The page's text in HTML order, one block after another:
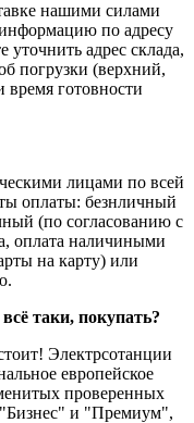
нашими силами
информацию по адресу
уточнить адрес склада,
погрузки (верхний,
время готовности
лицами по всей
оплаты: безнличный
(по согласованию с
оплата наличиными
на карту) или
таки, покупать?
Электрсотанции
европейское
проверенных
"Бизнес" и "Премиум",